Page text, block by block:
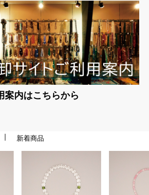
案内はこちらから
新着商品